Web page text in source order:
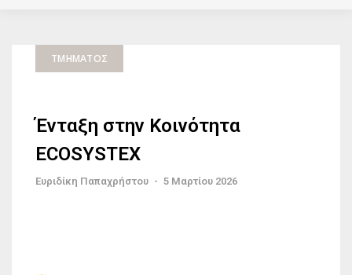
ΤΜΉΜΑΤΟΣ
Ένταξη στην Κοινότητα
ECOSYSTEX
Ευριδίκη Παπαχρήστου - 5 Μαρτίου 2026